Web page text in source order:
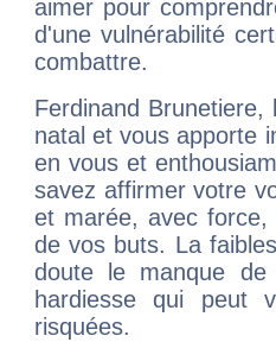
aimer pour
d'une vulnérabilité
combattre.
Ferdinand
natal et vous apporte
en vous et
savez affirmer votre
et marée, avec
de vos buts. La
doute le manque
hardiesse qui peut
risquées.